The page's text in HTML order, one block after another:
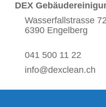
DEX
Wasserfallstrasse
6390 Engelberg
041 500 11 22
info@dexclean.ch